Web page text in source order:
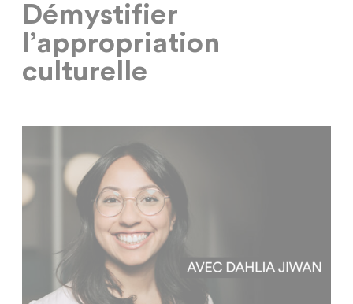
Démystifier
l’appropriation
culturelle